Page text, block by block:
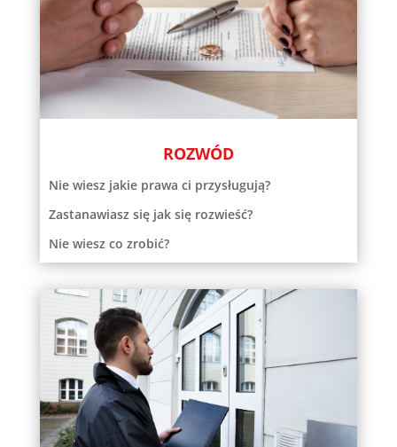
ROZWÓD
Nie wiesz jakie prawa ci przysługują?
Zastanawiasz się jak się rozwieść?
Nie wiesz co zrobić?